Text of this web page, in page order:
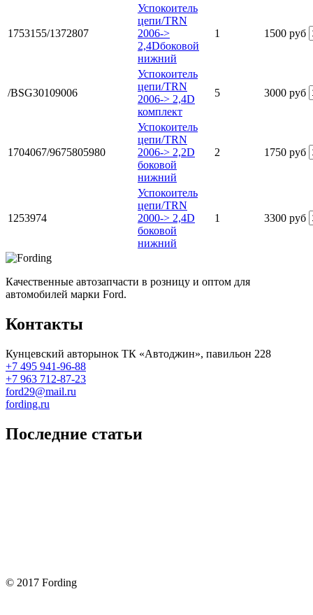
1753155/1372807
Успокоитель
цепи/TRN
2006->
2,4Dбоковой
нижний
1 1500 руб
/BSG30109006
Успокоитель
цепи/TRN
2006-> 2,4D
комплект
5 3000 руб
1704067/9675805980
Успокоитель
цепи/TRN
2006-> 2,2D
боковой
нижний
2 1750 руб
1253974
Успокоитель
цепи/TRN
2000-> 2,4D
боковой
нижний
1 3300 руб
Качественные автозапчасти в розницу и оптом для
автомобилей марки Ford.
Контакты
Кунцевский авторынок ТК «Автоджин», павильон 228
+7 495 941-96-88
+7 963 712-87-23
ford29@mail.ru
fording.ru
Последние статьи
© 2017 Fording